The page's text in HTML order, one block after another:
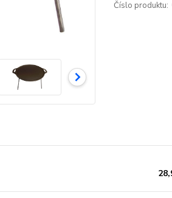
Číslo produktu: